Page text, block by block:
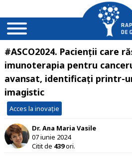
#ASCO2024. Pacienții care
imunoterapia pentru
avansat, identificați printr-
imagistic
Acces la inovație
Dr. Ana Maria Vasile
07 iunie 2024
Citit de 439ori.